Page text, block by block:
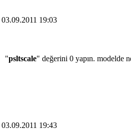
03.09.2011 19:03
"psltscale" değerini 0 yapın. modelde
03.09.2011 19:43